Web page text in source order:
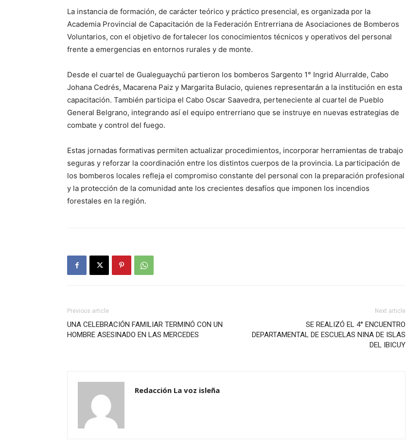
La instancia de formación, de carácter teórico y práctico presencial, es organizada por la
Academia Provincial de Capacitación de la Federación Entrerriana de Asociaciones de Bomberos
Voluntarios, con el objetivo de fortalecer los conocimientos técnicos y operativos del personal
frente a emergencias en entornos rurales y de monte.
Desde el cuartel de Gualeguaychú partieron los bomberos Sargento 1° Ingrid Alurralde, Cabo
Johana Cedrés, Macarena Paiz y Margarita Bulacio, quienes representarán a la institución en esta
capacitación. También participa el Cabo Oscar Saavedra, perteneciente al cuartel de Pueblo
General Belgrano, integrando así el equipo entrerriano que se instruye en nuevas estrategias de
combate y control del fuego.
Estas jornadas formativas permiten actualizar procedimientos, incorporar herramientas de trabajo
seguras y reforzar la coordinación entre los distintos cuerpos de la provincia. La participación de
los bomberos locales refleja el compromiso constante del personal con la preparación profesional
y la protección de la comunidad ante los crecientes desafíos que imponen los incendios
forestales en la región.
Previous article
UNA CELEBRACIÓN FAMILIAR TERMINÓ CON UN
HOMBRE ASESINADO EN LAS MERCEDES
Next article
SE REALIZÓ EL 4° ENCUENTRO
DEPARTAMENTAL DE ESCUELAS NINA DE ISLAS
DEL IBICUY
Redacción La voz isleña